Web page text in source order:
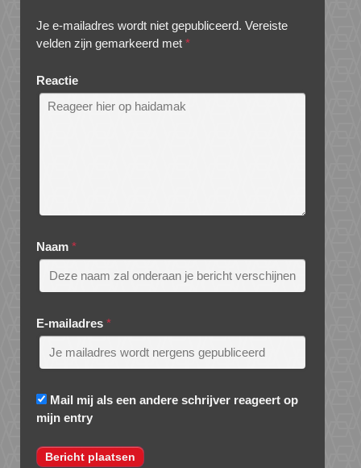
Je e-mailadres wordt niet gepubliceerd. Vereiste
velden zijn gemarkeerd met *
Reactie
Naam *
E-mailadres *
Mail mij als een andere schrijver reageert op
mijn entry